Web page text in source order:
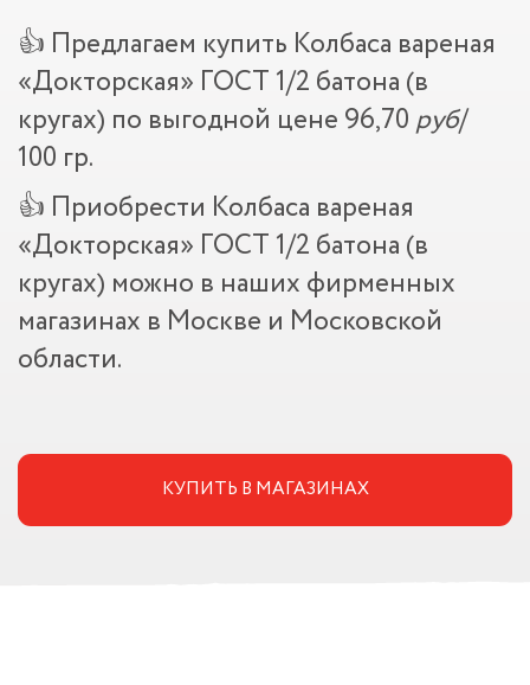
👍 Предлагаем купить Колбаса вареная
«Докторская» ГОСТ 1/2 батона (в
кругах) по выгодной цене 96,70 руб/
100 гр.
👍 Приобрести Колбаса вареная
«Докторская» ГОСТ 1/2 батона (в
кругах) можно в наших фирменных
магазинах в Москве и Московской
области.
КУПИТЬ В МАГАЗИНАХ